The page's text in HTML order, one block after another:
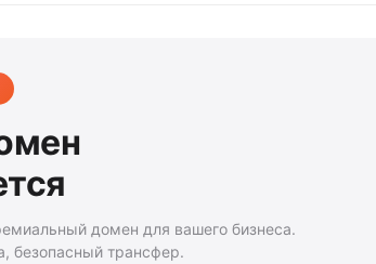
домен для вашего бизнеса.
безопасный трансфер.